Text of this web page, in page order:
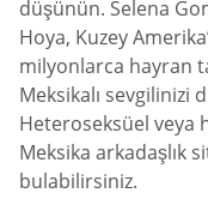
düşünün. Selena
Hoya, Kuzey
milyonlarca hayran
Meksikalı sevgilinizi
Heteroseksüel veya
Meksika arkadaşlık
bulabilirsiniz.